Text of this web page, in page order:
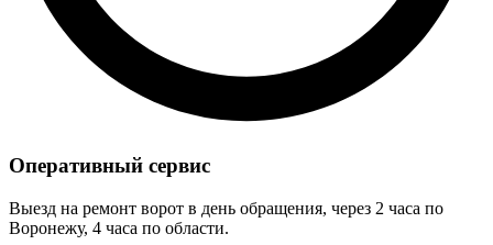
Оперативный сервис
Выезд на ремонт ворот в день обращения, через 2 часа по
Воронежу, 4 часа по области.